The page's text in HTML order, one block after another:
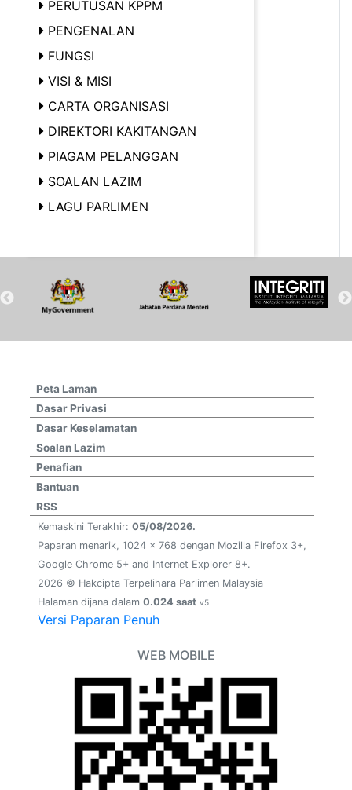
PERUTUSAN KPPM
PENGENALAN
FUNGSI
VISI & MISI
CARTA ORGANISASI
DIREKTORI KAKITANGAN
PIAGAM PELANGGAN
SOALAN LAZIM
LAGU PARLIMEN
Peta Laman
Dasar Privasi
Dasar Keselamatan
Soalan Lazim
Penafian
Bantuan
RSS
Kemaskini Terakhir: 05/08/2026.
Paparan menarik, 1024 x 768 dengan Mozilla Firefox 3+,
Google Chrome 5+ and Internet Explorer 8+.
2026 © Hakcipta Terpelihara Parlimen Malaysia
Halaman dijana dalam 0.024 saat v5
Versi Paparan Penuh
WEB MOBILE